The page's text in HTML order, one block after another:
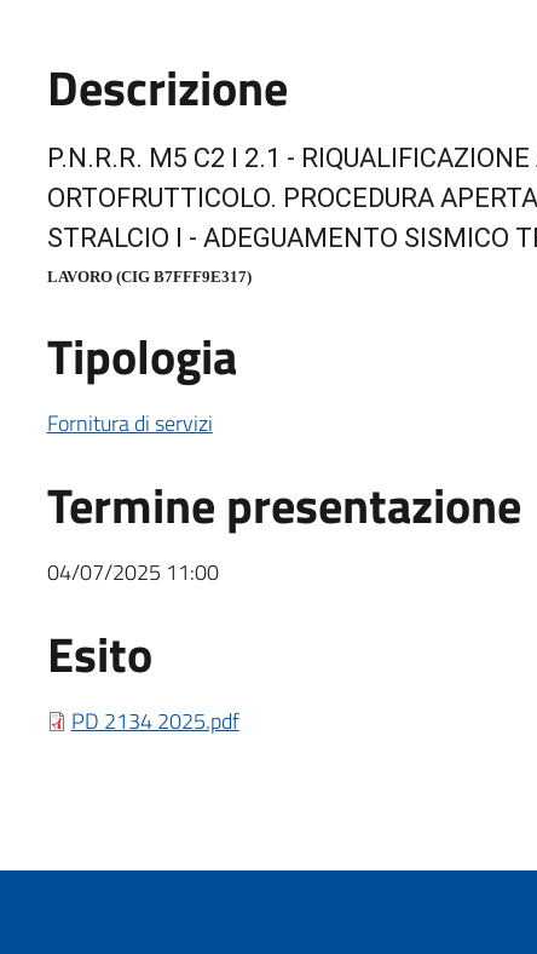
Descrizione
Descrizione Bando
P.N.R.R. M5 C2 I 2.1 -
ORTOFRUTTICOLO. PROCEDURA
STRALCIO I - ADEGUAMENTO SISMICO
LAVORO (CIG B7FFF9E317)
Tipologia
Fornitura di servizi
Termine presentazione
04/07/2025 11:00
Esito
Esito bando
PD 2134 2025.pdf